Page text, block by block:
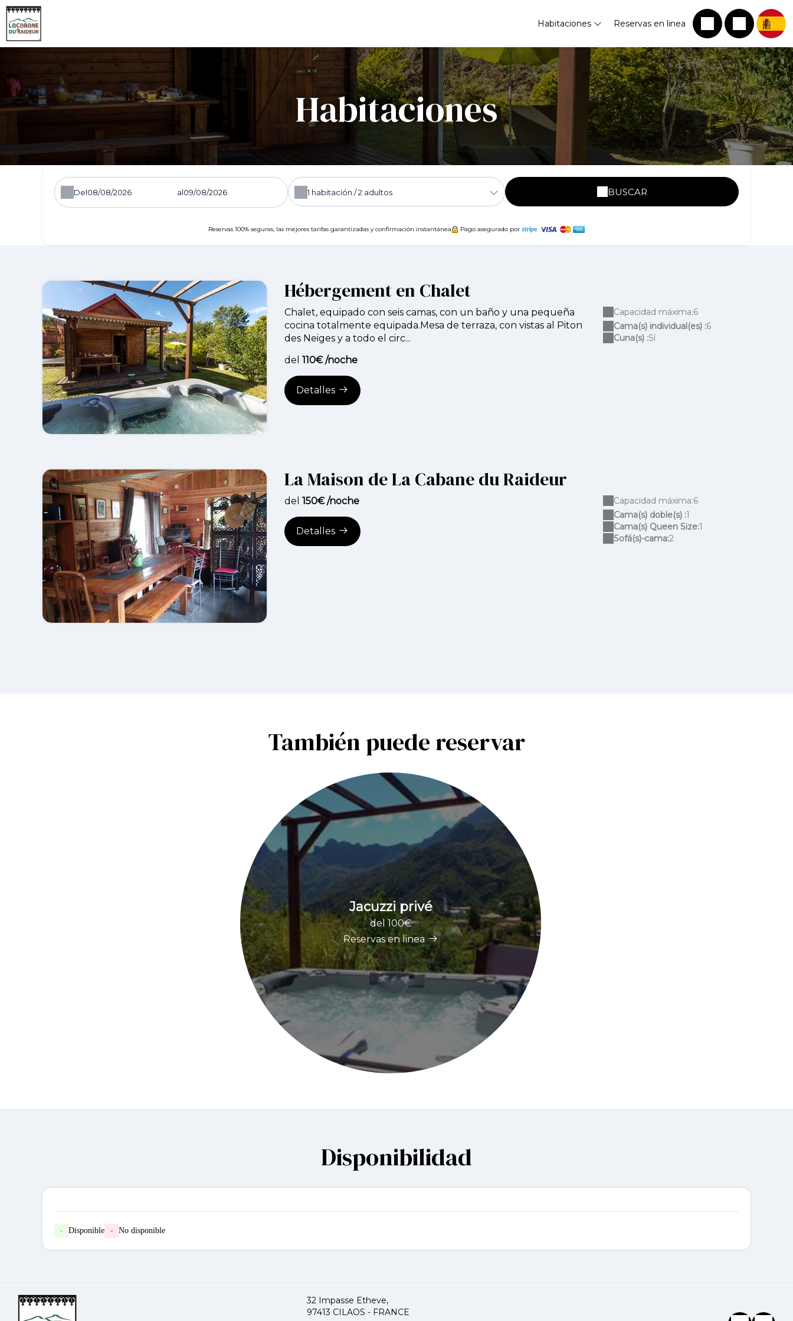
Habitaciones Reservas en linea
Habitaciones
Del al 1 habitación /2 adultos BUSCAR
Reservas 100% seguras, las mejores tarifas garantizadas y confirmación instantánea Pago asegurado por
Hébergement en Chalet
Chalet, equipado con seis camas, con un baño y una pequeña
cocina totalmente equipada.Mesa de terraza, con vistas al Piton
des Neiges y a todo el circ...
del 110€ /noche
Detalles
Capacidad máxima:6
Cama(s) individual(es) :6
Cuna(s) :Sí
La Maison de La Cabane du Raideur
del 150€ /noche
Detalles
Capacidad máxima:6
Cama(s) doble(s) :1
Cama(s) Queen Size:1
Sofá(s)-cama:2
También puede reservar
Jacuzzi privé
del 100€
Reservas en linea
Disponibilidad
- Disponible - No disponible
32 Impasse Etheve,
97413 CILAOS - FRANCE